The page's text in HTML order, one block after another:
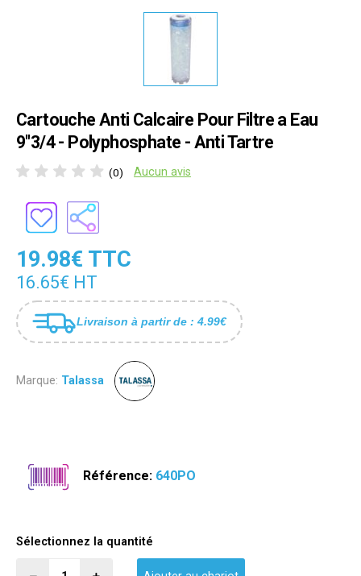
Cartouche Anti Calcaire Pour Filtre a Eau
9"3/4 - Polyphosphate - Anti Tartre
(0) Aucun avis
19.98€ TTC
16.65€ HT
Livraison à partir de : 4.99€
Marque: Talassa
Référence: 640PO
Sélectionnez la quantité